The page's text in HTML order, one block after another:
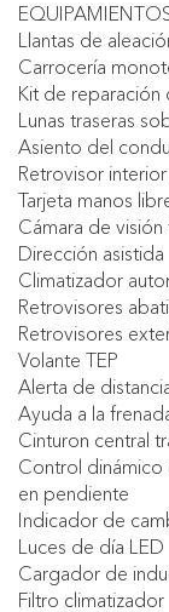
Llantas de
Carrocería
Kit de reparación
Lunas traseras
Asiento del
Retrovisor
Tarjeta manos
Cámara de visión
Dirección asistida
Climatizador
Retrovisores
Retrovisores
Volante TEP
Alerta de
Ayuda a la
Cinturon central
Control dinámico
en pendiente
Indicador de
Luces de día LED
Cargador de
Filtro climatizador